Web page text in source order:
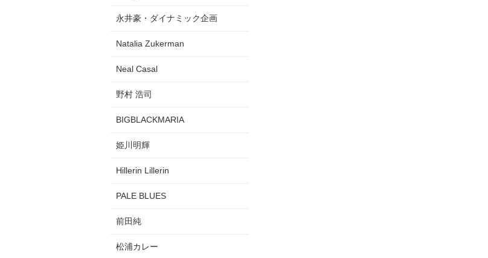
永井豪・ダイナミック企画
Natalia Zukerman
Neal Casal
野村 浩司
BIGBLACKMARIA
姫川明輝
Hillerin Lillerin
PALE BLUES
前田純
松浦カレー